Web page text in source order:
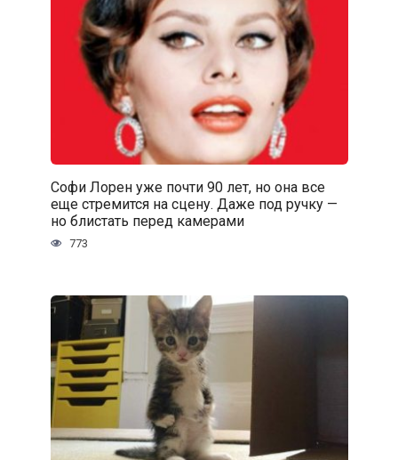
Софи Лорен уже почти 90 лет, но она все
еще стремится на сцену. Даже под ручку —
но блистать перед камерами
773